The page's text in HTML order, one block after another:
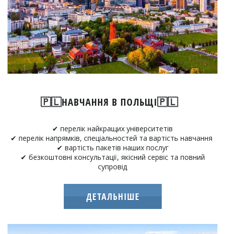
🇵🇱НАВЧАННЯ В ПОЛЬЩІ🇵🇱
✔ перелік найкращих університетів
✔ перелік напрямків, спеціальностей та вартість навчання
✔ вартість пакетів наших послуг
✔ безкоштовні консультації, якісний сервіс та повний
супровід
ДЕТАЛЬНІШЕ